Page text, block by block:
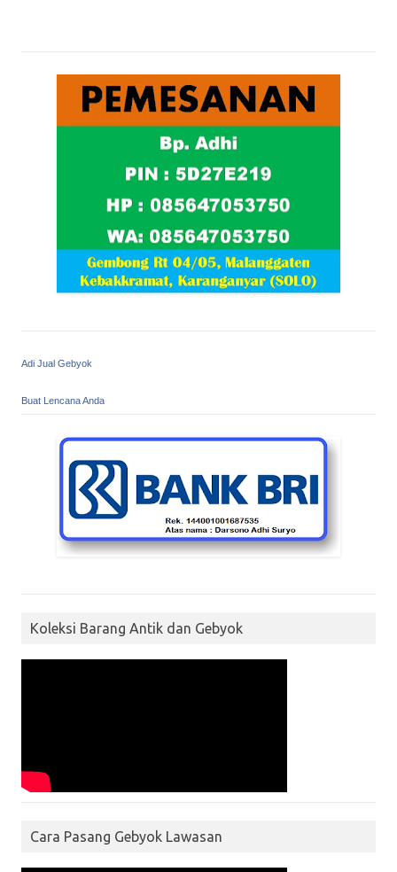
Adi Jual Gebyok
Buat Lencana Anda
Koleksi Barang Antik dan Gebyok
Cara Pasang Gebyok Lawasan